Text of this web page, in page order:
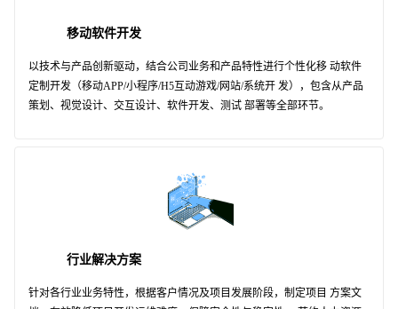
移动软件开发
以技术与产品创新驱动，结合公司业务和产品特性进行个性化移 动软件
定制开发（移动APP/小程序/H5互动游戏/网站/系统开 发），包含从产品
策划、视觉设计、交互设计、软件开发、测试 部署等全部环节。
行业解决方案
针对各行业业务特性，根据客户情况及项目发展阶段，制定项目 方案文